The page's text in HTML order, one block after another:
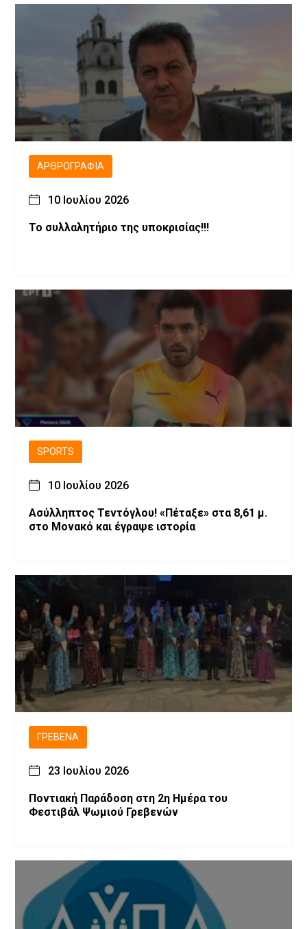
ΑΡΘΡΟΓΡΑΦΊΑ
10 Ιουλίου 2026
Το συλλαλητήριο της υποκρισίας!!!
SPORTS
10 Ιουλίου 2026
Ασύλληπτος Τεντόγλου! «Πέταξε» στα 8,61 μ.
στο Μονακό και έγραψε ιστορία
ΓΡΕΒΕΝΆ
23 Ιουλίου 2026
Ποντιακή Παράδοση στη 2η Ημέρα του
Φεστιβάλ Ψωμιού Γρεβενών